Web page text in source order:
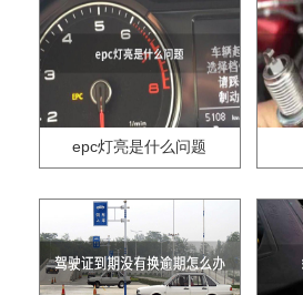
epc灯亮是什么问题